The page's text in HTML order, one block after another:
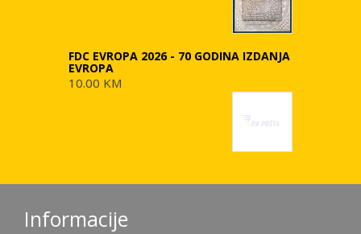
FDC EVROPA 2026 - 70 GODINA IZDANJA
EVROPA
10.00 KM
Informacije